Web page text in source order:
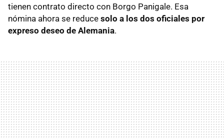
tienen contrato directo con Borgo Panigale. Esa
nómina ahora se reduce solo a los dos oficiales por
expreso deseo de Alemania.